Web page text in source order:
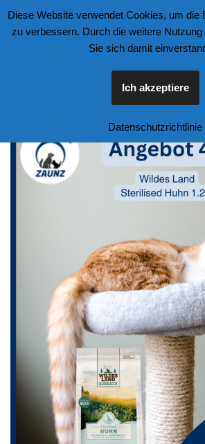
Zum
Diese Website verwendet Cookies, um die
zu verbessern. Durch die weitere
Sie sich damit
Ich akzeptiere
Datenschutzrichtlinie